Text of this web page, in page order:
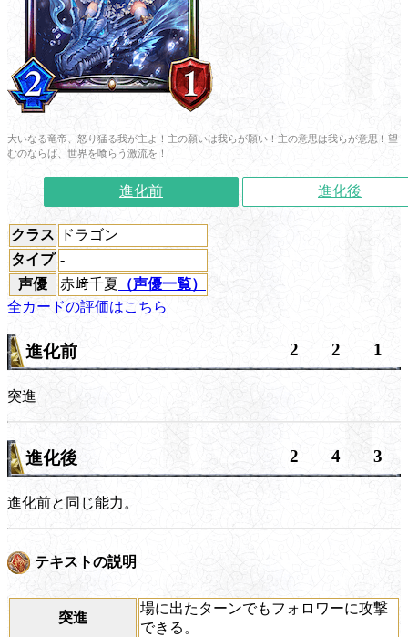
大いなる竜帝、怒り猛る我が主よ！主の願いは我らが願い！主の意思は我らが意思！望
むのならば、世界を喰らう激流を！
進化前 進化後
クラス
ドラゴン
タイプ -
声優
赤﨑千夏 （声優一覧）
全カードの評価はこちら
進化前 2 2 1
突進
進化後 2 4 3
進化前と同じ能力。
テキストの説明
突進
場に出たターンでもフォロワーに攻撃
できる。